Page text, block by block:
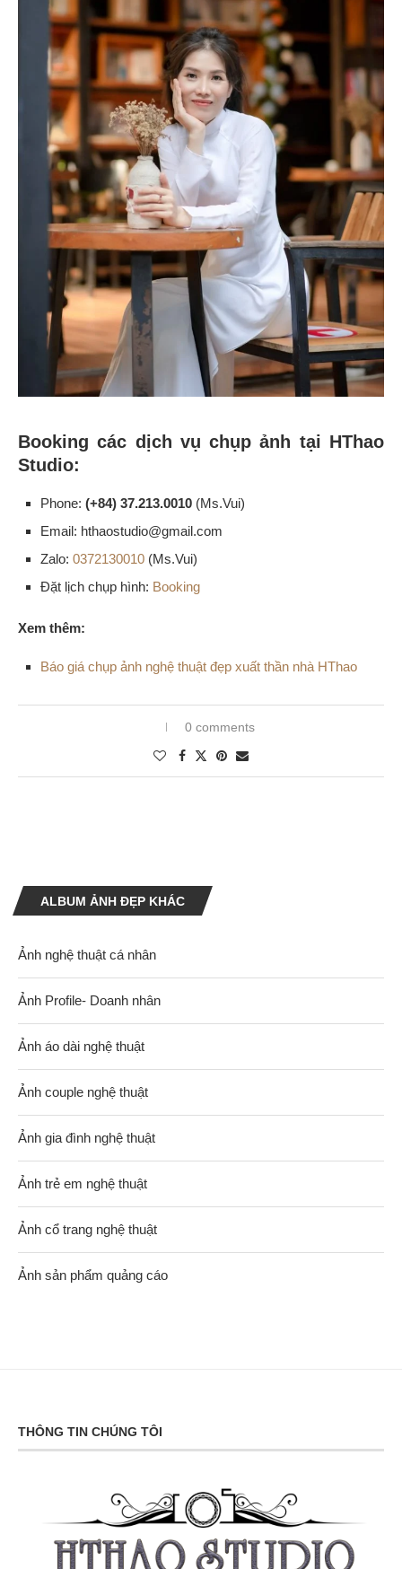
Booking các dịch vụ chụp ảnh tại HThao
Studio:
Phone: (+84) 37.213.0010 (Ms.Vui)
Email: hthaostudio@gmail.com
Zalo: 0372130010 (Ms.Vui)
Đặt lịch chụp hình: Booking
Xem thêm:
Báo giá chụp ảnh nghệ thuật đẹp xuất thần nhà HThao
0 comments
ALBUM ẢNH ĐẸP KHÁC
Ảnh nghệ thuật cá nhân
Ảnh Profile- Doanh nhân
Ảnh áo dài nghệ thuật
Ảnh couple nghệ thuật
Ảnh gia đình nghệ thuật
Ảnh trẻ em nghệ thuật
Ảnh cổ trang nghệ thuật
Ảnh sản phẩm quảng cáo
THÔNG TIN CHÚNG TÔI